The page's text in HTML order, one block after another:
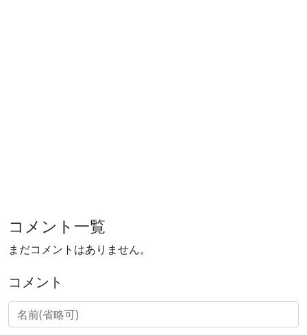
コメント一覧
まだコメントはありません。
コメント